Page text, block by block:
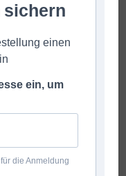
A-Z PERFECT
sichern
einen
ein, um
die Anmeldung